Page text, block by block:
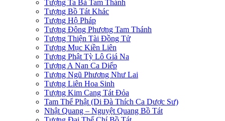
Tượng Ta Bà Tam Thánh
Tượng Bồ Tát Khác
Tượng Hộ Pháp
Tượng Đông Phương Tam Thánh
Tượng Thiện Tài Đồng Tử
Tượng Mục Kiền Liên
Tượng Phật Tỳ Lô Giá Na
Tượng A Nan Ca Diếp
Tượng Ngũ Phương Như Lai
Tượng Liên Hoa Sinh
Tượng Kim Cang Tát Đỏa
Tam Thế Phật (Di Đà Thích Ca Dược Sư)
Nhật Quang – Nguyệt Quang Bồ Tát